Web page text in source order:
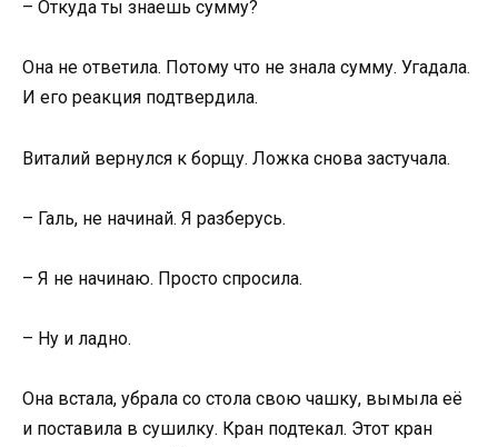
– Откуда ты знаешь сумму?
Она не ответила. Потому что не знала сумму. Угадала.
И его реакция подтвердила.
Виталий вернулся к борщу. Ложка снова застучала.
– Галь, не начинай. Я разберусь.
– Я не начинаю. Просто спросила.
– Ну и ладно.
Она встала, убрала со стола свою чашку, вымыла её
и поставила в сушилку. Кран подтекал. Этот кран